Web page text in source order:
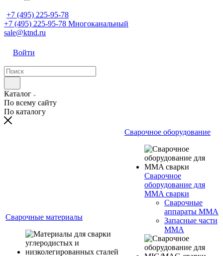
+7 (495) 225-95-78
+7 (495) 225-95-78 Многоканальный
sale@ktnd.ru
Войти
Каталог
По всему сайту
По каталогу
Сварочные материалы
Сварочное оборудование
Сварочное
оборудование для
MMA сварки
Сварочные
аппараты MMA
Запасные части
MMA